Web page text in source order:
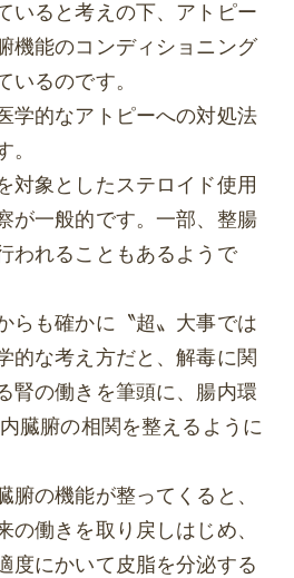
いると考えの下、アトピー
機能のコンディショニング
いるのです。
学的なアトピーへの対処法
。
対象としたステロイド使用
が一般的です。一部、整腸
われることもあるようで
らも確かに〝超〟大事では
的な考え方だと、解毒に関
腎の働きを筆頭に、腸内環
臓腑の相関を整えるように
腑の機能が整ってくると、
の働きを取り戻しはじめ、
度にかいて皮脂を分泌する